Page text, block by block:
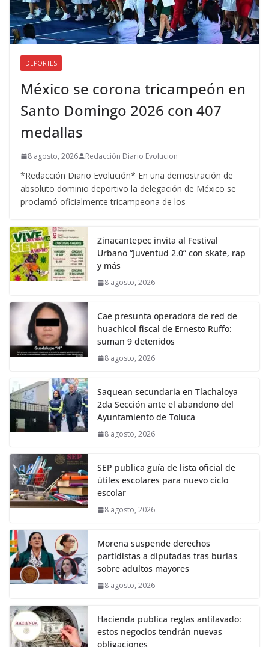
DEPORTES
México se corona tricampeón en
Santo Domingo 2026 con 407
medallas
8 agosto, 2026 Redacción Diario Evolucion
*Redacción Diario Evolución* En una demostración de
absoluto dominio deportivo la delegación de México se
proclamó oficialmente tricampeona de los
Zinacantepec invita al Festival
Urbano “Juventud 2.0” con skate, rap
y más
8 agosto, 2026
Cae presunta operadora de red de
huachicol fiscal de Ernesto Ruffo:
suman 9 detenidos
8 agosto, 2026
Saquean secundaria en Tlachaloya
2da Sección ante el abandono del
Ayuntamiento de Toluca
8 agosto, 2026
SEP publica guía de lista oficial de
útiles escolares para nuevo ciclo
escolar
8 agosto, 2026
Morena suspende derechos
partidistas a diputadas tras burlas
sobre adultos mayores
8 agosto, 2026
Hacienda publica reglas antilavado:
estos negocios tendrán nuevas
obligaciones